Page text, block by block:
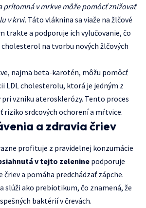
prítomná v mrkve môže pomôcť znižovať
v krvi. Táto vláknina sa viaže na žlčové
trakte a podporuje ich vylučovanie, čo
cholesterol na tvorbu nových žlčových
najmä beta-karotén, môžu pomôcť
LDL cholesterolu, ktorá je jedným z
vzniku aterosklerózy. Tento proces
riziko srdcových ochorení a mŕtvice.
a zdravia čriev
profituje z pravidelnej konzumácie
v tejto zelenine podporuje
čriev a pomáha predchádzať zápche.
slúži ako prebiotikum, čo znamená, že
baktérií v črevách.